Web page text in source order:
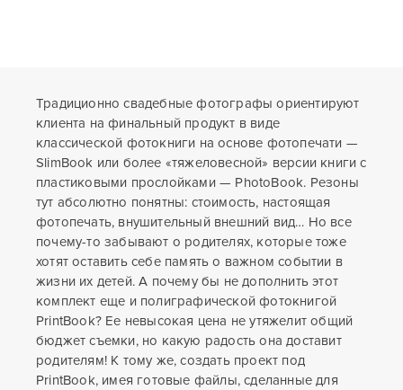
Традиционно свадебные фотографы ориентируют
клиента на финальный продукт в виде
классической фотокниги на основе фотопечати —
SlimBook или более «тяжеловесной» версии книги с
пластиковыми прослойками — PhotoBook. Резоны
тут абсолютно понятны: стоимость, настоящая
фотопечать, внушительный внешний вид… Но все
почему-то забывают о родителях, которые тоже
хотят оставить себе память о важном событии в
жизни их детей. А почему бы не дополнить этот
комплект еще и полиграфической фотокнигой
PrintBook? Ее невысокая цена не утяжелит общий
бюджет съемки, но какую радость она доставит
родителям! К тому же, создать проект под
PrintBook, имея готовые файлы, сделанные для